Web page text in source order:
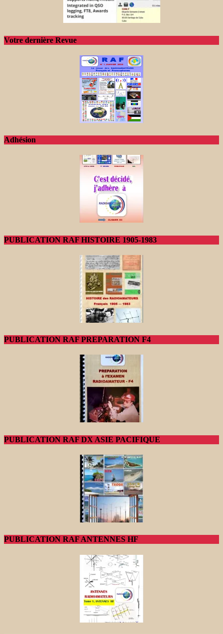
Votre dernière Revue
Adhésion
PUBLICATION RAF HISTOIRE 1905-1983
PUBLICATION RAF PREPARATION F4
PUBLICATION RAF DX ASIE PACIFIQUE
PUBLICATION RAF ANTENNES HF